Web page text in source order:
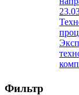
Фильтр